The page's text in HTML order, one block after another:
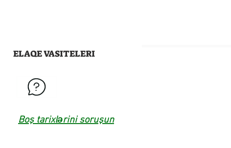
ELAQE VASITELERI
Boş tarixlərini soruşun